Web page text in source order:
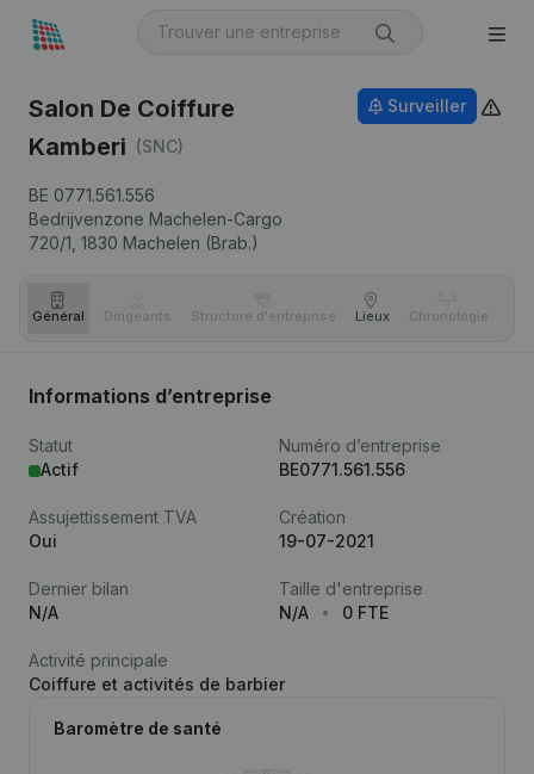
Salon De Coiffure
Kamberi (SNC)
BE 0771.561.556
Bedrijvenzone Machelen-Cargo
720/1, 1830 Machelen (Brab.)
Surveiller
Général Dirigeants Structure d'entreprise Lieux Chronologie
Informations d’entreprise
Statut
Actif
Numéro d’entreprise
BE0771.561.556
Assujettissement TVA
Oui
Création
19-07-2021
Dernier bilan
N/A
Taille d'entreprise
N/A
0 FTE
Activité principale
Coiffure et activités de barbier
Baromètre de santé